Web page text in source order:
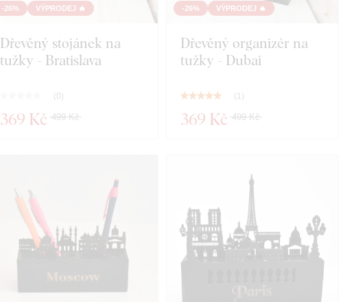
-26% VÝPRODEJ 🔥
Dřevěný stojánek na
tužky - Bratislava
( 0)
369 Kč 499 Kč
-26% VÝPRODEJ 🔥
Dřevěný organizér na
tužky - Dubai
(1)
369 Kč 499 Kč